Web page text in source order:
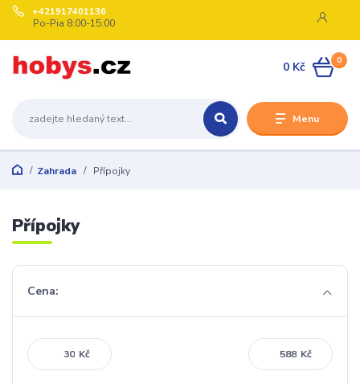
Menu
+421917401136
Po-Pia 8:00-15:00
0
0 Kč
Zahrada Přípojky
Přípojky
Cena:
Kč Kč